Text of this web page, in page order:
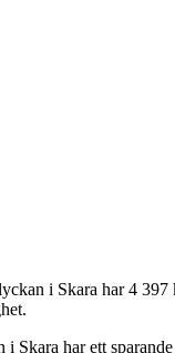
i Skara har 4 397
i Skara har ett